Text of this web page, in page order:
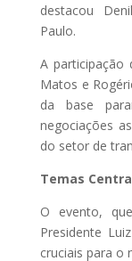
destacou
Paulo.
A participação
Matos e
da base
negociações
do setor de
Temas
O evento,
Presidente
cruciais para o